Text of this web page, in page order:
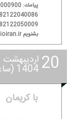
بشنویم www.Radioiran.ir
20 اردیبهشت
1404 (ساعت 8:25)
با كریمان